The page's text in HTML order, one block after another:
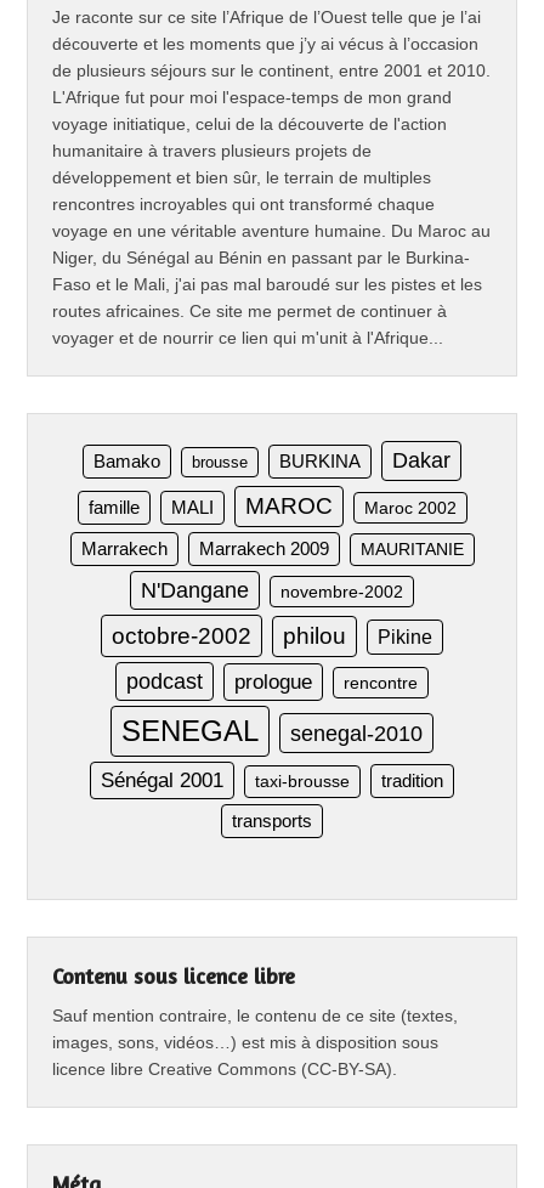
Je raconte sur ce site l’Afrique de l’Ouest telle que je l’ai
découverte et les moments que j’y ai vécus à l’occasion
de plusieurs séjours sur le continent, entre 2001 et 2010.
L'Afrique fut pour moi l'espace-temps de mon grand
voyage initiatique, celui de la découverte de l'action
humanitaire à travers plusieurs projets de
développement et bien sûr, le terrain de multiples
rencontres incroyables qui ont transformé chaque
voyage en une véritable aventure humaine. Du Maroc au
Niger, du Sénégal au Bénin en passant par le Burkina-
Faso et le Mali, j'ai pas mal baroudé sur les pistes et les
routes africaines. Ce site me permet de continuer à
voyager et de nourrir ce lien qui m'unit à l'Afrique...
Bamako brousse BURKINA Dakar
famille MALI MAROC Maroc 2002
Marrakech Marrakech 2009 MAURITANIE
N'Dangane novembre-2002
octobre-2002 philou Pikine
podcast prologue rencontre
SENEGAL senegal-2010
Sénégal 2001 taxi-brousse tradition
transports
Contenu sous licence libre
Sauf mention contraire, le contenu de ce site (textes,
images, sons, vidéos…) est mis à disposition sous
licence libre Creative Commons (CC-BY-SA).